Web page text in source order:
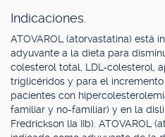
Indicaciones.
ATOVAROL (atorvastatina) está
adyuvante a la dieta para
colesterol total, LDL-colesterol,
triglicéridos y para el
pacientes con
familiar y no-familiar) y en la
Fredrickson lIa IIb). ATOVAROL